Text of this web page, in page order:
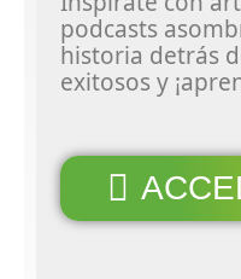
podcasts
historia detrás
exitosos y